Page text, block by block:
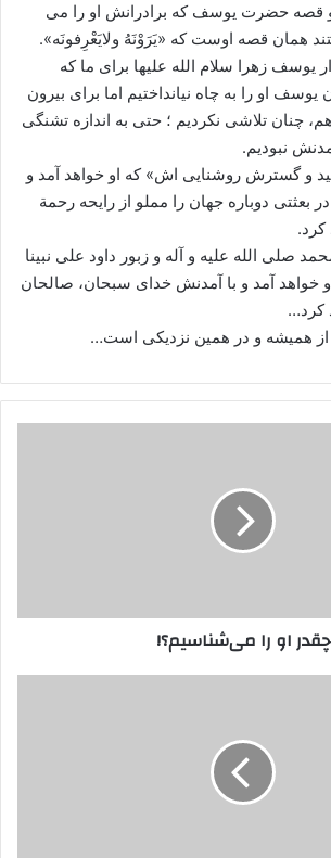
حضرت یوسف که برادرانش او را می
همان قصه اوست که «یَرَوْنَهُ ولایَعْرِفونَه».
زهرا سلام الله علیها برای ما که
او را به چاه نیانداختیم اما برای بیرون
چنان تلاشی نکردیم ؛ حتی به اندازه تشنگی
نبودیم.
و گسترش روشنایی اش» که او خواهد آمد و
بعثتی دوباره جهان را مملو از رایحه رحمة
کرد.
صلی الله علیه و آله و زبور داود علی نبینا
او خواهد آمد و با آمدنش خدای سبحان، صالحان
کرد…
از همیشه و در همین نزدیکی است…
چقدر او را می‌شناسیم؟!